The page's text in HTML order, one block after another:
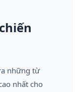
những từ
nhất cho